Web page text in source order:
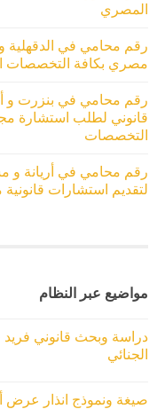
المصري
رقم محامي في الدقهلية
مصري بكافة التخصصات
رقم محامي في بنزرت و
قانوني لطلب استشارة
التخصصات
رقم محامي في أريانة و
لتقديم استشارات
مواضيع عبر النظام
دراسة وبحث قانوني
الجنائي
صيغة ونموذج انذار عرض